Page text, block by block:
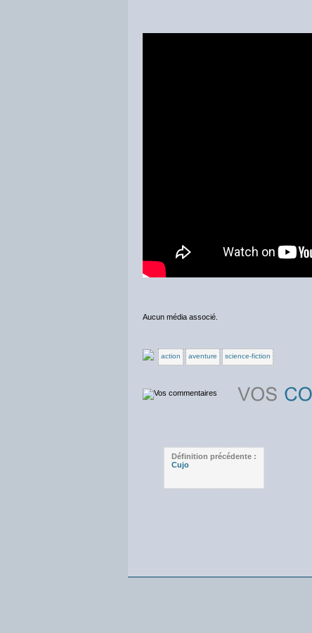
Aucun média associé.
action aventure science-fiction
Définition précédente :
Cujo